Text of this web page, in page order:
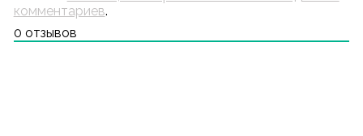
комментариев.
0 отзывов